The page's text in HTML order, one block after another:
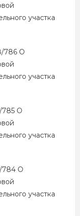
участка
786 О
участка
О
участка
784 О
участка